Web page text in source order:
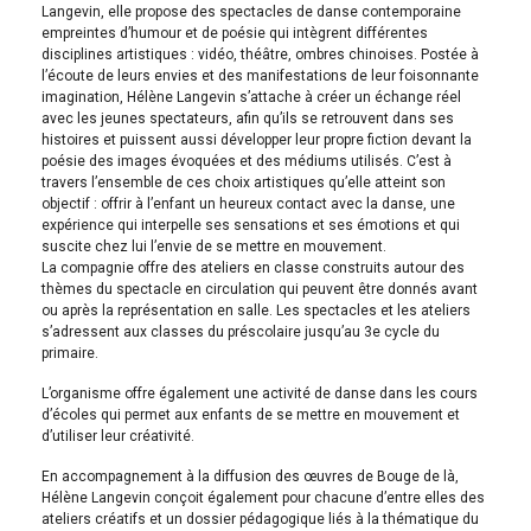
Langevin, elle propose des spectacles de danse contemporaine
empreintes d’humour et de poésie qui intègrent différentes
disciplines artistiques : vidéo, théâtre, ombres chinoises. Postée à
l’écoute de leurs envies et des manifestations de leur foisonnante
imagination, Hélène Langevin s’attache à créer un échange réel
avec les jeunes spectateurs, afin qu’ils se retrouvent dans ses
histoires et puissent aussi développer leur propre fiction devant la
poésie des images évoquées et des médiums utilisés. C’est à
travers l’ensemble de ces choix artistiques qu’elle atteint son
objectif : offrir à l’enfant un heureux contact avec la danse, une
expérience qui interpelle ses sensations et ses émotions et qui
suscite chez lui l’envie de se mettre en mouvement.
La compagnie offre des ateliers en classe construits autour des
thèmes du spectacle en circulation qui peuvent être donnés avant
ou après la représentation en salle. Les spectacles et les ateliers
s’adressent aux classes du préscolaire jusqu’au 3e cycle du
primaire.
L’organisme offre également une activité de danse dans les cours
d’écoles qui permet aux enfants de se mettre en mouvement et
d’utiliser leur créativité.
En accompagnement à la diffusion des œuvres de Bouge de là,
Hélène Langevin conçoit également pour chacune d’entre elles des
ateliers créatifs et un dossier pédagogique liés à la thématique du